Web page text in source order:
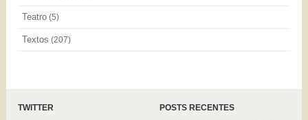
Teatro (5)
Textos (207)
TWITTER POSTS RECENTES